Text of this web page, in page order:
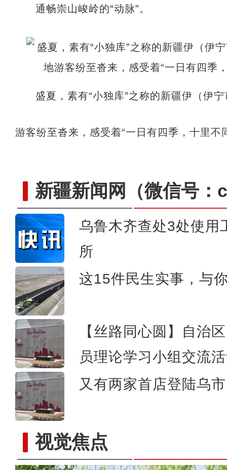
通畅崇山峻岭的“动脉”。
盛夏，素有“小独库”之称的新疆伊（伊
游客纷至沓来，感受着“一日有四季，十里不
新疆新闻网 （微信号
乌鲁木齐查处3处使用
所
这15件民生实事，与
【丝路同心圆】自治
员理论学习小组交流
又有两家首店登陆乌
视觉焦点打造“共享电源”新模式 助